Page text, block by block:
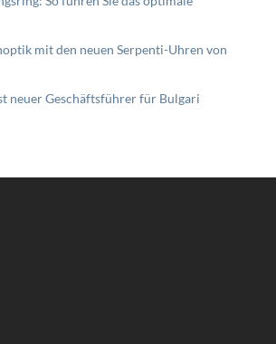
mit den neuen Serpenti-Uhren von
neuer Geschäftsführer für Bulgari